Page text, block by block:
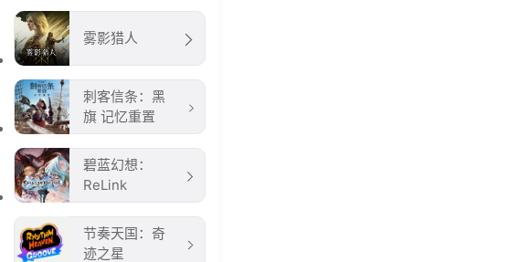
雾影猎人
刺客信条：黑
旗 记忆重置
碧蓝幻想：
ReLink
节奏天国：奇
迹之星